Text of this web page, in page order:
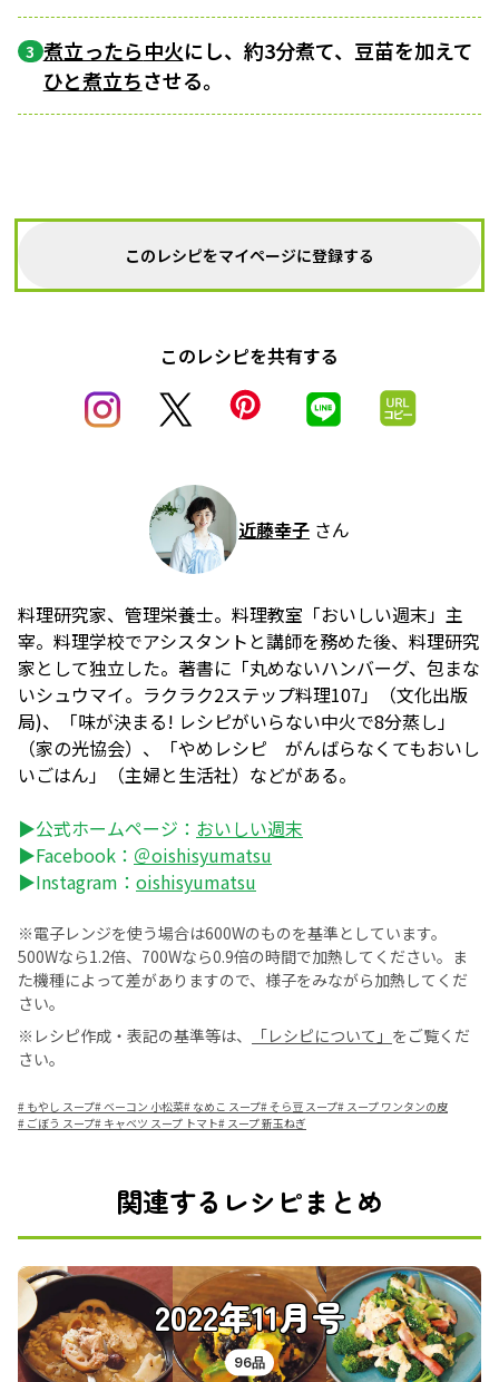
3 煮立ったら中火にし、約3分煮て、豆苗を加えて
ひと煮立ちさせる。
このレシピをマイページに登録する
このレシピを共有する
近藤幸子 さん
料理研究家、管理栄養士。料理教室「おいしい週末」主
宰。料理学校でアシスタントと講師を務めた後、料理研究
家として独立した。著書に「丸めないハンバーグ、包まな
いシュウマイ。ラクラク2ステップ料理107」（文化出版
局)、「味が決まる! レシピがいらない中火で8分蒸し」
（家の光協会）、「やめレシピ がんばらなくてもおいし
いごはん」（主婦と生活社）などがある。
▶公式ホームページ： おいしい週末
▶Facebook： ＠oishisyumatsu
▶Instagram： oishisyumatsu
※電子レンジを使う場合は600Wのものを基準としています。
500Wなら1.2倍、700Wなら0.9倍の時間で加熱してください。ま
た機種によって差がありますので、様子をみながら加熱してくだ
さい。
※レシピ作成・表記の基準等は、
「レシピについて」 をご覧くだ
さい。
# もやし スープ#ベーコン 小松菜# なめこ スープ#そら豆 スープ# スープ ワンタンの皮
# ごぼう スープ# キャベツ スープ トマト# スープ 新玉ねぎ
関連するレシピまとめ
2022年11月号
96品